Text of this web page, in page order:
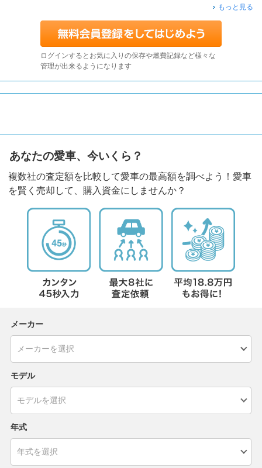
もっと見る
ログインするとお気に入りの保存や燃費記録など様々な
管理が出来るようになります
あなたの愛車、今いくら？
複数社の査定額を比較して愛車の最高額を調べよう！愛車
を賢く売却して、購入資金にしませんか？
メーカー
モデル
年式